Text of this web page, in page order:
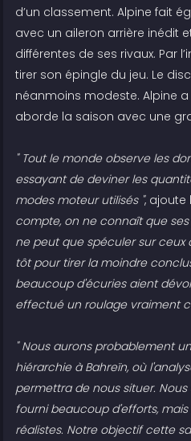
d’un classement. Alpine fait
avec un aileron arrière inédit
différentes de ses rivaux. Par
tirer son épingle du jeu. Le
néanmoins modeste. Alpine
aborde la saison avec une
" Tout le monde observe les
essayant de deviner les
modes moteur utilisés ", ajoute
compte, on ne connaît que
ne peut que spéculer sur ceux
tôt pour tirer la moindre
beaucoup d'écuries aient
effectué un roulage vraiment
" Nous aurons probablement
hiérarchie à Bahreïn, où
permettra de nous situer.
fourni beaucoup d'efforts,
réalistes. Notre objectif cette